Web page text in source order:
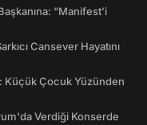
"Manifest’i
Cansever Hayatını
Küçük Çocuk Yüzünden
Verdiği Konserde